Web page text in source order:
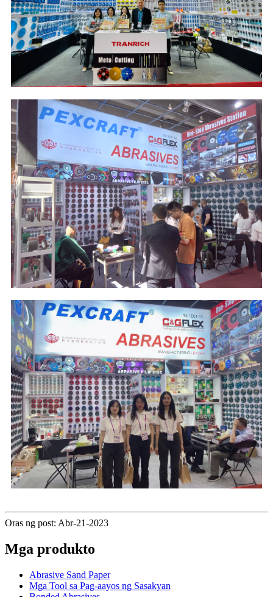
Oras ng post: Abr-21-2023
Mga produkto
Abrasive Sand Paper
Mga Tool sa Pag-aayos ng Sasakyan